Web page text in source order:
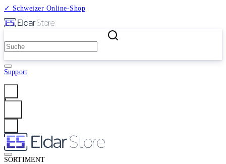
✓ Schweizer Online-Shop
Support
SORTIMENT